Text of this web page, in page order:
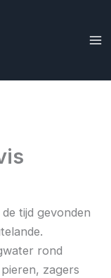
tijd gevonden
rond
zagers